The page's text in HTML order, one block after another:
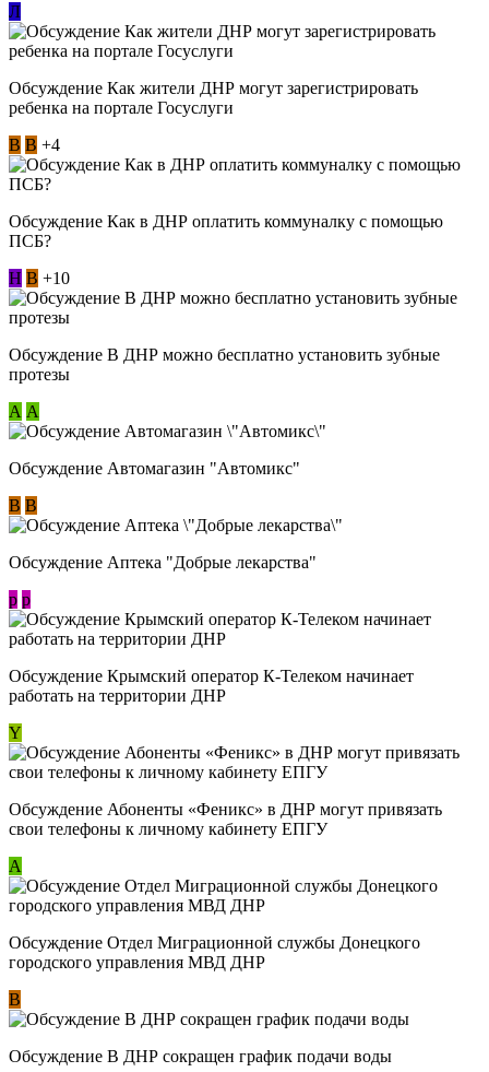
Л
Обсуждение Как жители ДНР могут зарегистрировать
ребенка на портале Госуслуги
В В +4
Обсуждение Как в ДНР оплатить коммуналку с помощью
ПСБ?
Н В +10
Обсуждение В ДНР можно бесплатно установить зубные
протезы
А А
Обсуждение Автомагазин "Автомикс"
В В
Обсуждение Аптека "Добрые лекарства"
p p
Обсуждение Крымский оператор К-Телеком начинает
работать на территории ДНР
Y
Обсуждение ​Абоненты «Феникс» в ДНР могут привязать
свои телефоны к личному кабинету ЕПГУ
А
Обсуждение Отдел Миграционной службы Донецкого
городского управления МВД ДНР
В
Обсуждение В ДНР сокращен график подачи воды